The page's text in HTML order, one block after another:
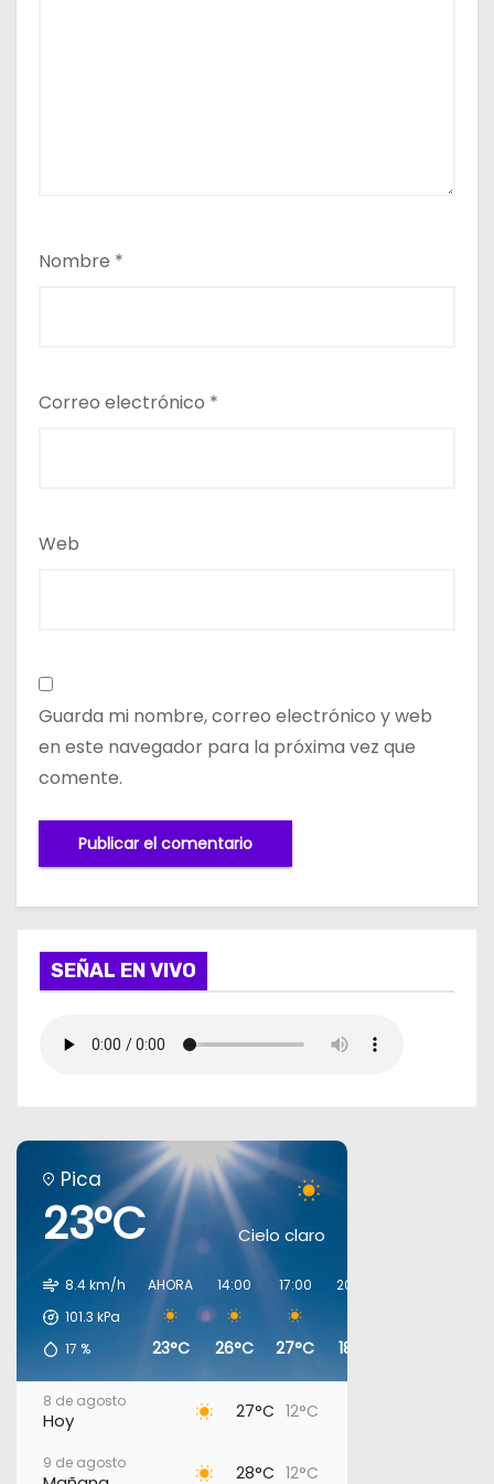
Nombre *
Correo electrónico *
Web
Guarda mi nombre, correo electrónico y web
en este navegador para la próxima vez que
comente.
SEÑAL EN VIVO
Pica
23°C Cielo claro
8.4 km/h
101.3 kPa
17 %
AHORA
23°C
14:00
26°C
17:00
27°C
20:00
18°C
8 de agosto
Hoy 27°C 12°C
9 de agosto 28°C 12°C